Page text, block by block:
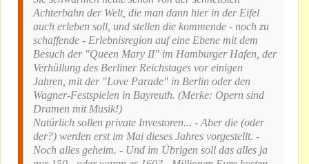
Achterbahn der Welt, die man dann hier in der Eifel
auch erleben soll, und stellen die kommende - noch zu
schaffende - Erlebnisregion auf eine Ebene mit dem
Besuch der "Queen Mary II" im Hamburger Hafen, der
Verhüllung des Berliner Reichstages vor einigen
Jahren, mit der "Love Parade" in Berlin oder den
Wagner-Festspielen in Bayreuth. (Merke: Opern sind
Dramen mit Musik!)
Natürlich sollen private Investoren... - Aber die (oder
der?) werden erst im Mai dieses Jahres vorgestellt. -
Noch alles geheim. - Und im Übrigen soll das alles ja